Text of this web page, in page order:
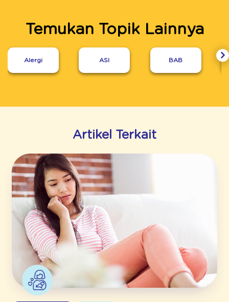
Temukan Topik Lainnya
Alergi ASI BAB
Artikel Terkait